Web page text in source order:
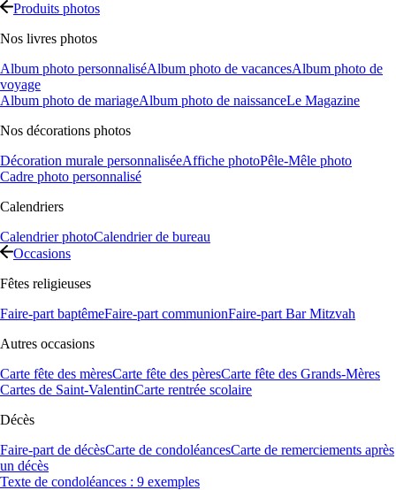
Produits photos
Nos livres photos
Album photo personnaliséAlbum photo de vacancesAlbum photo de
voyage
Album photo de mariageAlbum photo de naissanceLe Magazine
Nos décorations photos
Décoration murale personnaliséeAffiche photoPêle-Mêle photo
Cadre photo personnalisé
Calendriers
Calendrier photoCalendrier de bureau
Occasions
Fêtes religieuses
Faire-part baptêmeFaire-part communionFaire-part Bar Mitzvah
Autres occasions
Carte fête des mèresCarte fête des pèresCarte fête des Grands-Mères
Cartes de Saint-ValentinCarte rentrée scolaire
Décès
Faire-part de décèsCarte de condoléancesCarte de remerciements après
un décès
Texte de condoléances : 9 exemples